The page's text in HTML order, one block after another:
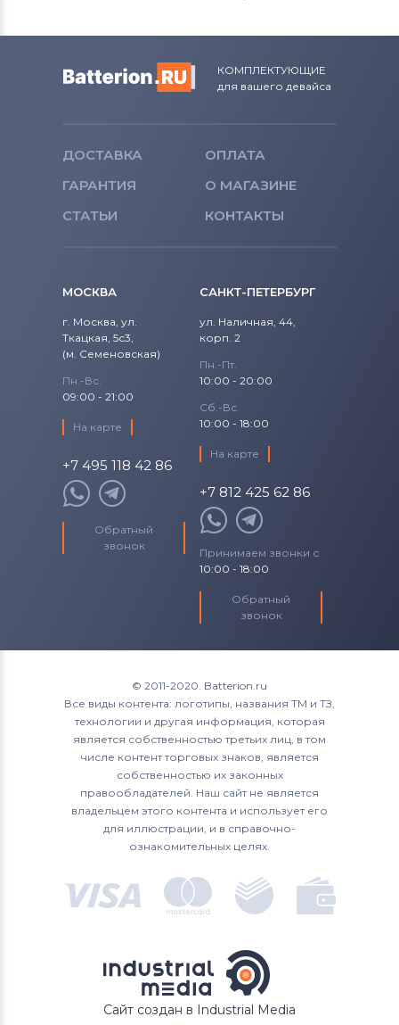
Вентиляторы (кулеры)Fujitsu-
Вентиляторы (кулеры)Haier
Вентиляторы (кулеры) KFTYR
Вентиляторы (кулеры)Toshiba
Вентиляторы (кулеры)Acer
Вентиляторы (кулеры)
Вентиляторы (кулеры)
Вентиляторы (кулеры)Alienware
Вентиляторы (кулеры)Casper
КОМПЛЕКТУЮЩИЕ
для вашего девайса
ДОСТАВКА
ОПЛАТА
ГАРАНТИЯ
О МАГАЗИНЕ
СТАТЬИ
КОНТАКТЫ
МОСКВА
г. Москва, ул.
Ткацкая, 5с3,
(м. Семеновская)
Пн.-Вс.
09:00 - 21:00
На карте
+7 495 118 42 86
Обратный
звонок
САНКТ-ПЕТЕРБУРГ
ул. Наличная, 44,
корп. 2
Пн.-Пт.
10:00 - 20:00
Сб.-Вс.
10:00 - 18:00
На карте
+7 812 425 62 86
Принимаем звонки с
10:00 - 18:00
Обратный
звонок
© 2011-2020. Batterion.ru
Все виды контента: логотипы, названия ТМ и ТЗ,
технологии и другая информация, которая
является собственностью третьих лиц, в том
числе контент торговых знаков, является
собственностью их законных
правообладателей. Наш сайт не является
владельцем этого контента и использует его
для иллюстрации, и в справочно-
ознакомительных целях.
Сайт создан в Industrial Media